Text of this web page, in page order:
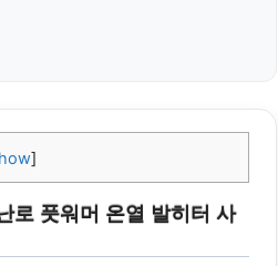
]
로 풋워머 온열 발히터 사